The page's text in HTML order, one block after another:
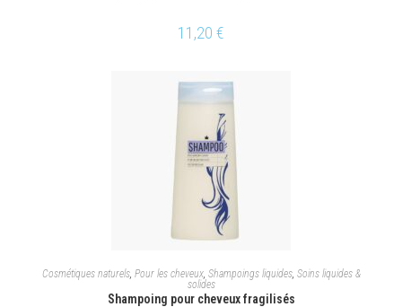
11,20 €
CHOIX DES OPTIONS
Cosmétiques naturels, Pour les cheveux, Shampoings liquides, Soins liquides &
solides
Shampoing pour cheveux fragilisés